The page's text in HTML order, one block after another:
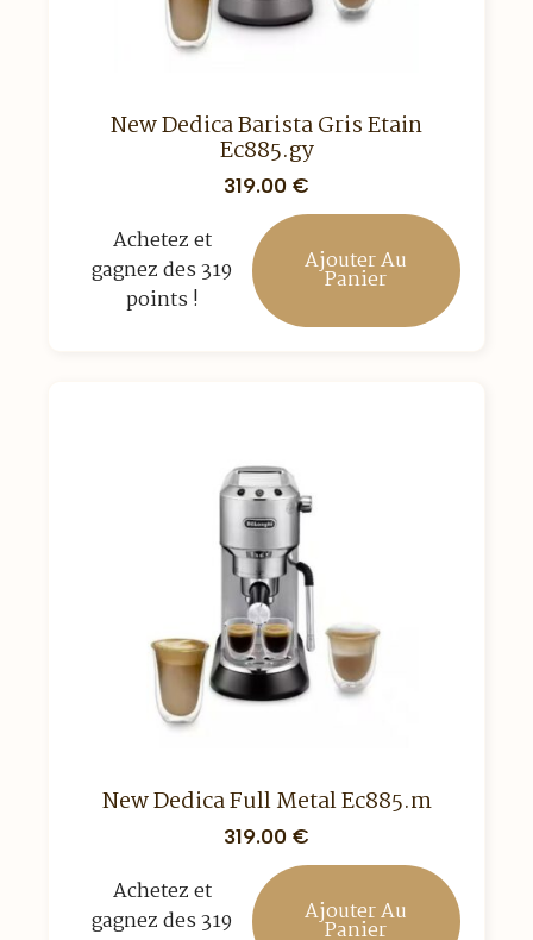
New Dedica Barista Gris Etain
Ec885.gy
319.00 €
Achetez et
gagnez des 319
points !
Ajouter Au
Panier
New Dedica Full Metal Ec885.m
319.00 €
Achetez et
gagnez des 319
Ajouter Au
Panier